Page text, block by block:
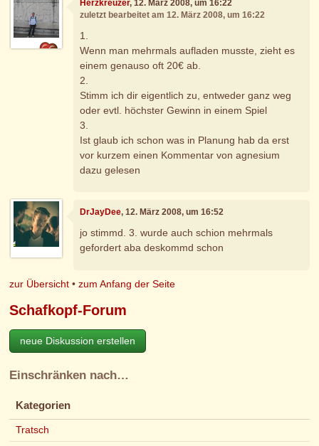
Herzkreuzer, 12. März 2008, um 16:22
zuletzt bearbeitet am 12. März 2008, um 16:22
1.
Wenn man mehrmals aufladen musste, zieht es
einem genauso oft 20€ ab.
2.
Stimm ich dir eigentlich zu, entweder ganz weg
oder evtl. höchster Gewinn in einem Spiel
3.
Ist glaub ich schon was in Planung hab da erst
vor kurzem einen Kommentar von agnesium
dazu gelesen
DrJayDee, 12. März 2008, um 16:52
jo stimmd. 3. wurde auch schion mehrmals
gefordert aba deskommd schon
zur Übersicht •zum Anfang der Seite
Schafkopf-Forum
neue Diskussion erstellen
Einschränken nach…
Kategorien
Tratsch